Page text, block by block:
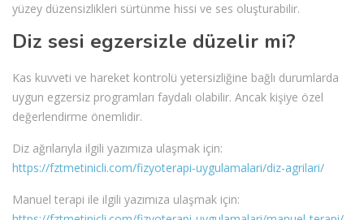
yüzey düzensizlikleri sürtünme hissi ve ses oluşturabilir.
Diz sesi egzersizle düzelir mi?
Kas kuvveti ve hareket kontrolü yetersizliğine bağlı durumlarda
uygun egzersiz programları faydalı olabilir. Ancak kişiye özel
değerlendirme önemlidir.
Diz ağrılarıyla ilgili yazımıza ulaşmak için:
https://fztmetinicli.com/fizyoterapi-uygulamalari/diz-agrilari/
Manuel terapi ile ilgili yazımıza ulaşmak için: